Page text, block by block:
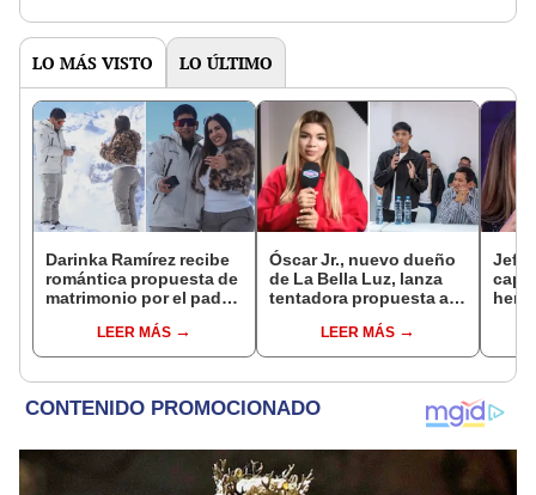
LO MÁS VISTO LO ÚLTIMO
Darinka Ramírez recibe
romántica propuesta de
matrimonio por el padre
nervios, lágrimas y
muchísima felicidad"
LEER MÁS
Óscar Jr., nuevo dueño
de La Bella Luz, lanza
tentadora propuesta a
denuncia por
tocamientos: “Va a
LEER MÁS